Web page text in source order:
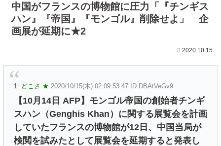
中国がフランスの博物館に圧力「『チンギス
ハン』『帝国』『モンゴル』削除せよ」 企
画展が延期に★2
2020.10.15
1: どこさ ★ 2020/10/15(木) 02:09:53.47 ID:DBAtVeGv9
【10月14日 AFP】モンゴル帝国の創始者チンギ
スハン（Genghis Khan）に関する展覧会を計画
していたフランスの博物館が12日、中国当局が
検閲を試みたとして展覧会を延期すると発表し